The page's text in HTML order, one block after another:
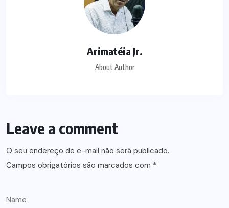
Arimatéia Jr.
About Author
Leave a comment
O seu endereço de e-mail não será publicado.
Campos obrigatórios são marcados com *